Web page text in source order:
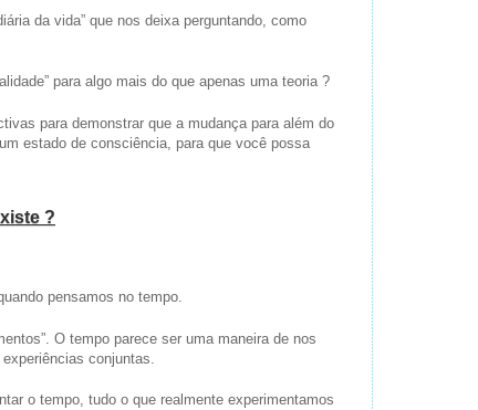
da vida” que nos deixa perguntando, como
para algo mais do que apenas uma teoria ?
para demonstrar que a mudança para além do
estado de consciência, para que você possa
?
pensamos no tempo.
O tempo parece ser uma maneira de nos
conjuntas.
o tempo, tudo o que realmente experimentamos